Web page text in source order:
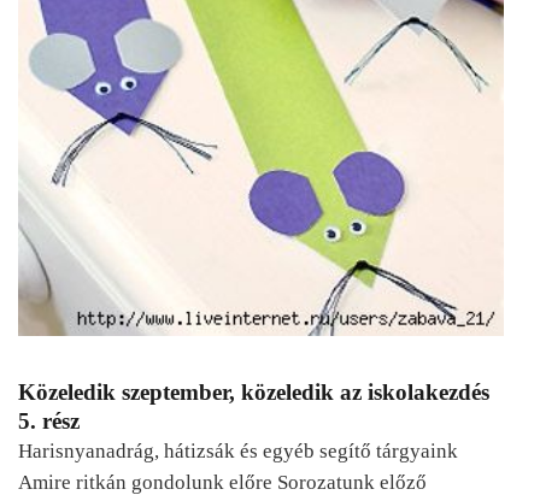
Közeledik szeptember, közeledik az iskolakezdés
5. rész
Harisnyanadrág, hátizsák és egyéb segítő tárgyaink
Amire ritkán gondolunk előre Sorozatunk előző